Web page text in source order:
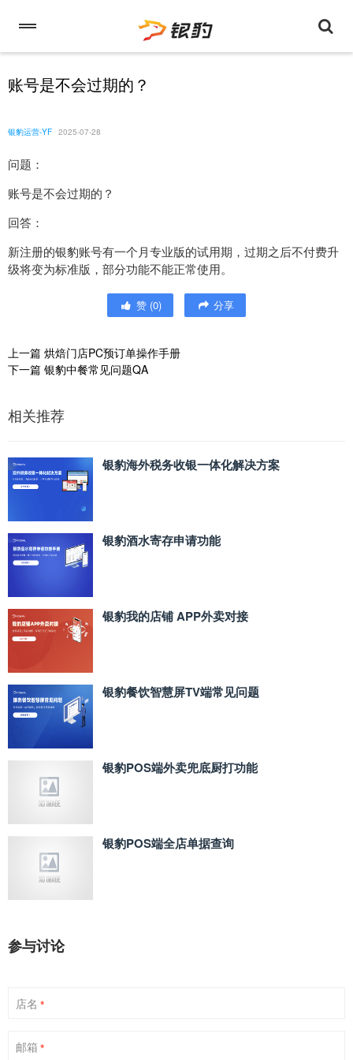
账号是不会过期的？
银豹运营-YF 2025-07-28
问题：
账号是不会过期的？
回答：
新注册的银豹账号有一个月专业版的试用期，过期之后不付费升
级将变为标准版，部分功能不能正常使用。
赞 (0) 分享
上一篇 烘焙门店PC预订单操作手册
下一篇 银豹中餐常见问题QA
相关推荐
银豹海外税务收银一体化解决方案
银豹酒水寄存申请功能
银豹我的店铺 APP外卖对接
银豹餐饮智慧屏TV端常见问题
银豹POS端外卖兜底厨打功能
银豹POS端全店单据查询
参与讨论
店名 *
邮箱 *